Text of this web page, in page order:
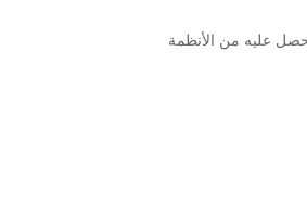
عليه من الأنظمة